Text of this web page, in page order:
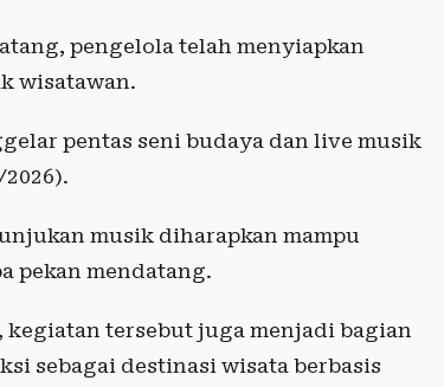
pengelola telah menyiapkan
wisatawan.
pentas seni budaya dan live musik
musik diharapkan mampu
pekan mendatang.
tersebut juga menjadi bagian
sebagai destinasi wisata berbasis